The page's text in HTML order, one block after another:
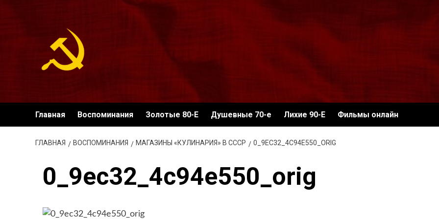
Главная Воспоминания Золотые 80-Е Душевные 70-е Лихие 90-Е Фильмы онлайн
ГЛАВНАЯ ВОСПОМИНАНИЯ МАГАЗИНЫ «КУЛИНАРИЯ» В СССР 0_9EC32_4C94E550_ORIG
0_9ec32_4c94e550_orig